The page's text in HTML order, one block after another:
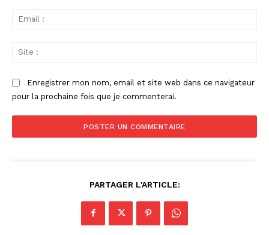
Enregistrer mon nom, email et site web dans ce navigateur
pour la prochaine fois que je commenterai.
PARTAGER L'ARTICLE: